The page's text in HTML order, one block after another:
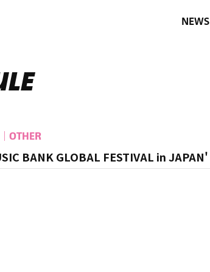
NEWS
OTHER
BANK GLOBAL FESTIVAL in JAPAN'